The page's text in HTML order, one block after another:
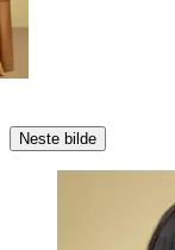
Neste bilde